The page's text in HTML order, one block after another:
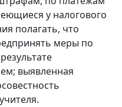
у налогового
полагать, что
меры по
выявленная